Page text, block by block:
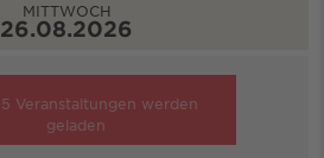
MITTWOCH
26.08.2026
5 Veranstaltungen werden
geladen